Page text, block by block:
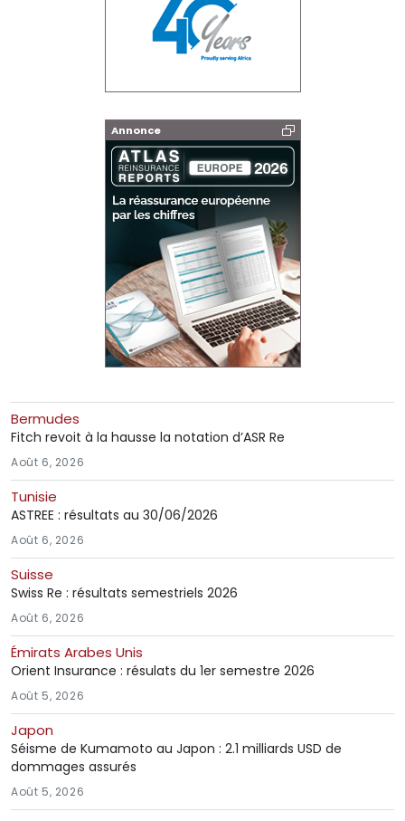
Annonce
Bermudes
Fitch revoit à la hausse la notation d’ASR Re
Août 6, 2026
Tunisie
ASTREE : résultats au 30/06/2026
Août 6, 2026
Suisse
Swiss Re : résultats semestriels 2026
Août 6, 2026
Émirats Arabes Unis
Orient Insurance : résulats du 1er semestre 2026
Août 5, 2026
Japon
Séisme de Kumamoto au Japon : 2.1 milliards USD de
dommages assurés
Août 5, 2026